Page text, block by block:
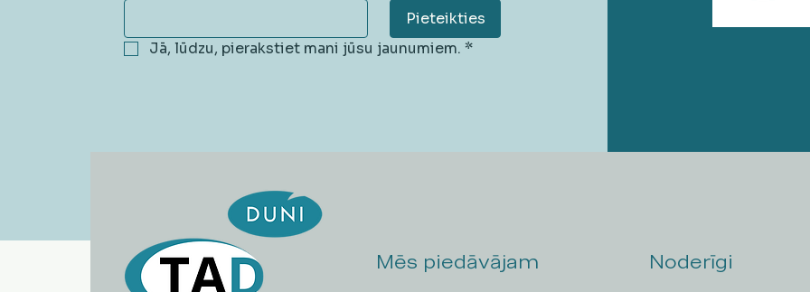
Pieteikties
Jā, lūdzu, pierakstiet mani jūsu jaunumiem. *
Mēs piedāvājam Noderīgi